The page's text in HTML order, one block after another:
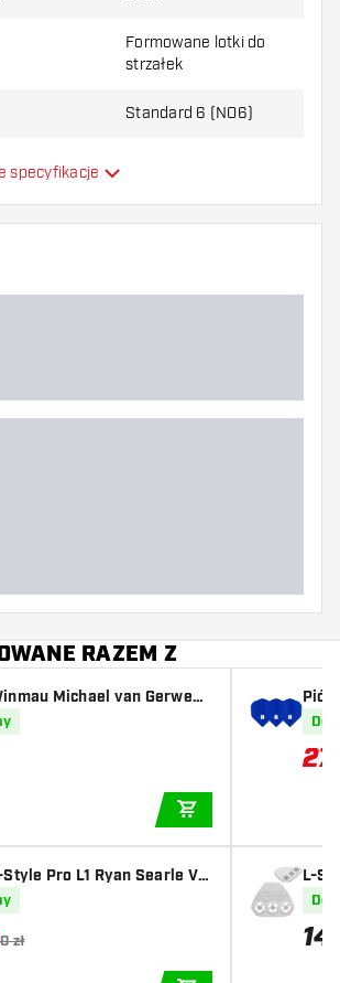
użytkowania.
się, który wariant
Formowane lotki do
strzałek
Standard 6 (NO6)
specyfikacje
RAZEM Z
Michael van Gerwen
Pro L1 Ryan Searle V3
zł
27
L-
14